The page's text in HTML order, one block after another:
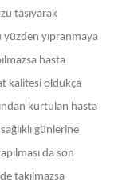
taşıyarak
yüzden yıpranmaya
hasta
kalitesi oldukça
kurtulan hasta
günlerine
da son
takılmazsa